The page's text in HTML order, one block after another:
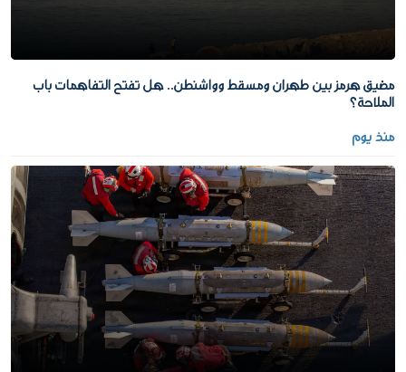
مضيق هرمز بين طهران ومسقط وواشنطن.. هل تفتح التفاهمات باب
الملاحة؟
منذ يوم